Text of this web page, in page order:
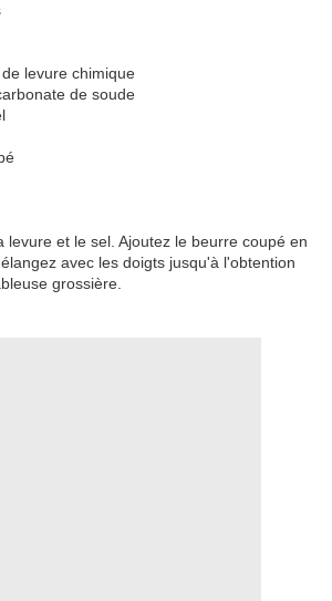
levure chimique
de soude
levure et le sel. Ajoutez le beurre coupé en
avec les doigts jusqu'à l'obtention
grossière.